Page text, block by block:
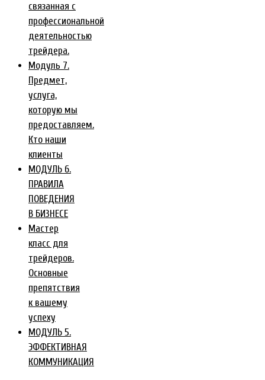
связанная с
профессиональной
деятельностью
трейдера.
Модуль 7.
Предмет,
услуга,
которую мы
предоставляем.
Кто наши
клиенты
МОДУЛЬ 6.
ПРАВИЛА
ПОВЕДЕНИЯ
В БИЗНЕСЕ
Мастер
класс для
трейдеров.
Основные
препятствия
к вашему
успеху
МОДУЛЬ 5.
ЭФФЕКТИВНАЯ
КОММУНИКАЦИЯ